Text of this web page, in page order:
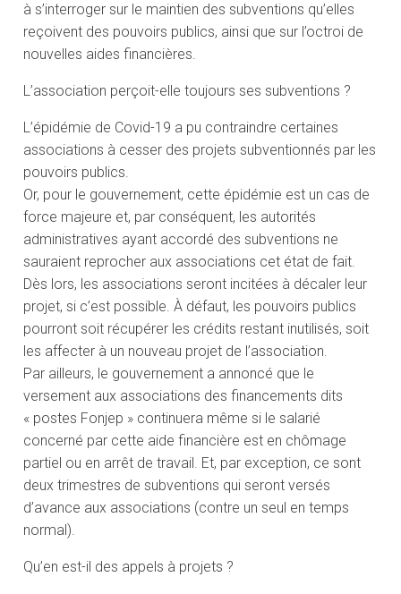
à s’interroger sur le maintien des subventions qu’elles
reçoivent des pouvoirs publics, ainsi que sur l’octroi de
nouvelles aides financières.
L’association perçoit-elle toujours ses subventions ?
L’épidémie de Covid-19 a pu contraindre certaines
associations à cesser des projets subventionnés par les
pouvoirs publics.
Or, pour le gouvernement, cette épidémie est un cas de
force majeure et, par conséquent, les autorités
administratives ayant accordé des subventions ne
sauraient reprocher aux associations cet état de fait.
Dès lors, les associations seront incitées à décaler leur
projet, si c’est possible. À défaut, les pouvoirs publics
pourront soit récupérer les crédits restant inutilisés, soit
les affecter à un nouveau projet de l’association.
Par ailleurs, le gouvernement a annoncé que le
versement aux associations des financements dits
« postes Fonjep » continuera même si le salarié
concerné par cette aide financière est en chômage
partiel ou en arrêt de travail. Et, par exception, ce sont
deux trimestres de subventions qui seront versés
d’avance aux associations (contre un seul en temps
normal).
Qu’en est-il des appels à projets ?